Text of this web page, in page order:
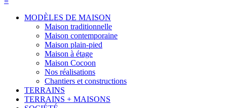
MODÈLES DE MAISON
Maison traditionnelle
Maison contemporaine
Maison plain-pied
Maison à étage
Maison Cocoon
Nos réalisations
Chantiers et constructions
TERRAINS
TERRAINS + MAISONS